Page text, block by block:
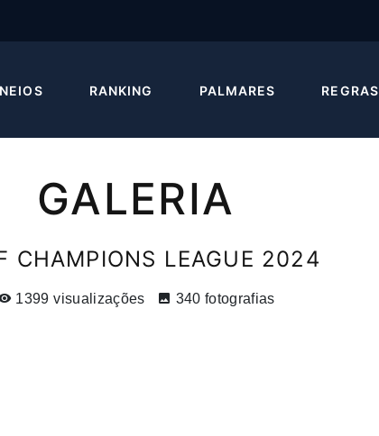
RANKING PALMARES REGRAS
GALERIA
CHAMPIONS LEAGUE 2024
1399 visualizações 340 fotografias